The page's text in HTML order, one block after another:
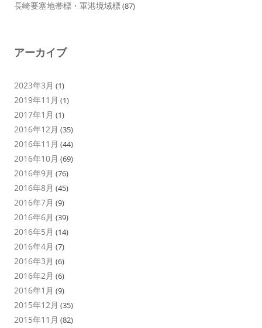
長崎要塞地帯標・軍港境域標(87)
アーカイブ
2023年3月 (1)
2019年11月 (1)
2017年1月 (1)
2016年12月 (35)
2016年11月 (44)
2016年10月 (69)
2016年9月 (76)
2016年8月 (45)
2016年7月 (9)
2016年6月 (39)
2016年5月 (14)
2016年4月 (7)
2016年3月 (6)
2016年2月 (6)
2016年1月 (9)
2015年12月 (35)
2015年11月 (82)